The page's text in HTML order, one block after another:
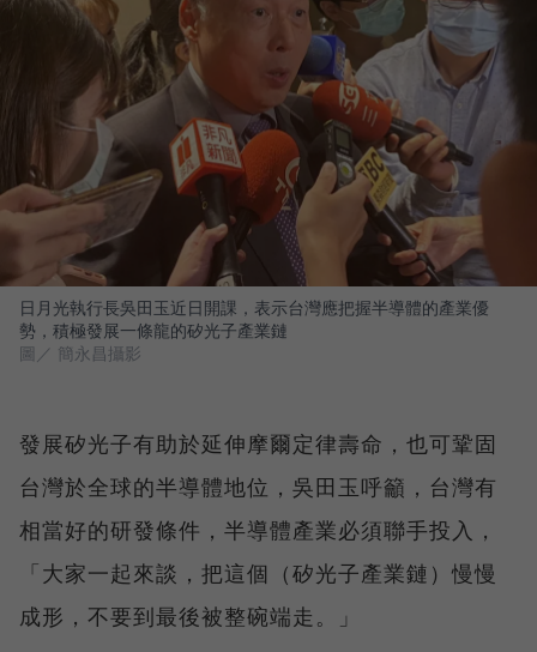
日月光執行長吳田玉近日開課，表示台灣應把握半導體的產業優
勢，積極發展一條龍的矽光子產業鏈
圖／ 簡永昌攝影
發展矽光子有助於延伸摩爾定律壽命，也可鞏固
台灣於全球的半導體地位，吳田玉呼籲，台灣有
相當好的研發條件，半導體產業必須聯手投入，
「大家一起來談，把這個（矽光子產業鏈）慢慢
成形，不要到最後被整碗端走。」